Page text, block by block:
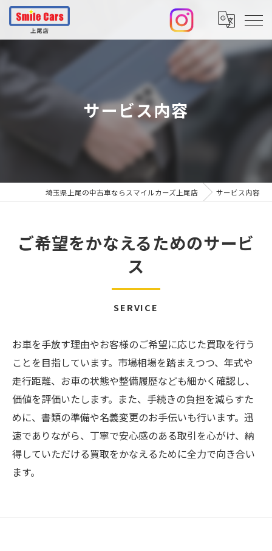
サービス内容
埼玉県上尾の中古車ならスマイルカーズ上尾店 サービス内容
ご希望をかなえるためのサービ
ス
SERVICE
お車を手放す理由やお客様のご希望に応じた買取を行う
ことを目指しています。市場相場を踏まえつつ、年式や
走行距離、お車の状態や整備履歴なども細かく確認し、
価値を評価いたします。また、手続きの負担を減らすた
めに、書類の準備や名義変更のお手伝いも行います。迅
速でありながら、丁寧で安心感のある取引を心がけ、納
得していただける買取をかなえるために全力で向き合い
ます。